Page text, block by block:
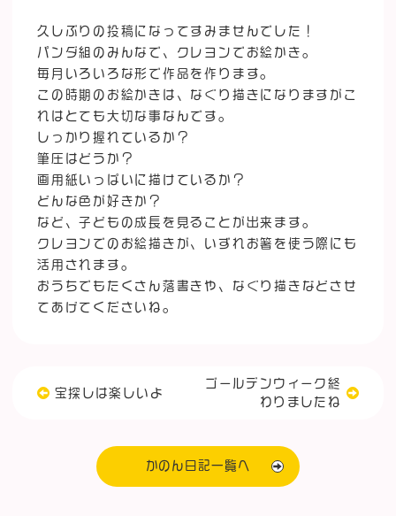
久しぶりの投稿になってすみませんでした！
パンダ組のみんなで、クレヨンでお絵かき。
毎月いろいろな形で作品を作ります。
この時期のお絵かきは、なぐり描きになりますがこ
れはとても大切な事なんです。
しっかり握れているか？
筆圧はどうか？
画用紙いっぱいに描けているか？
どんな色が好きか？
など、子どもの成長を見ることが出来ます。
クレヨンでのお絵描きが、いずれお箸を使う際にも
活用されます。
おうちでもたくさん落書きや、なぐり描きなどさせ
てあげてくださいね。
宝探しは楽しいよ
ゴールデンウィーク終
わりましたね
かのん日記一覧へ